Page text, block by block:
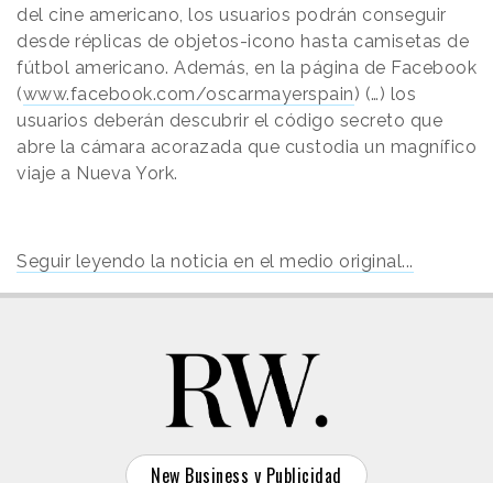
del cine americano, los usuarios podrán conseguir
desde réplicas de objetos-icono hasta camisetas de
fútbol americano. Además, en la página de Facebook
(www.facebook.com/oscarmayerspain) (…) los
usuarios deberán descubrir el código secreto que
abre la cámara acorazada que custodia un magnífico
viaje a Nueva York.
Seguir leyendo la noticia en el medio original...
New Business y Publicidad